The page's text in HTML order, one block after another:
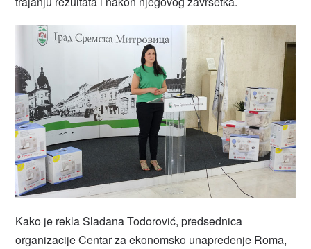
Kako je rekla Slađana Todorović, predsednica
organizacije Centar za ekonomsko unapređenje Roma,